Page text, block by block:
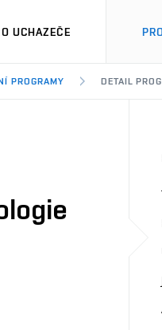
UCHAZEČE
PROGRAMY DETAIL